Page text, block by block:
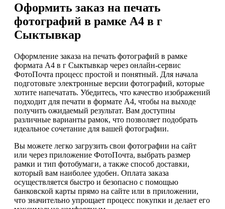
Оформить заказ на печать
фотографий в рамке А4 в г
Сыктывкар
Оформление заказа на печать фотографий в рамке
формата А4 в г Сыктывкар через онлайн-сервис
ФотоПочта процесс простой и понятный. Для начала
подготовьте электронные версии фотографий, которые
хотите напечатать. Убедитесь, что качество изображений
подходит для печати в формате А4, чтобы на выходе
получить ожидаемый результат. Вам доступны
различные варианты рамок, что позволяет подобрать
идеальное сочетание для вашей фотографии.
Вы можете легко загрузить свои фотографии на сайт
или через приложение ФотоПочта, выбрать размер
рамки и тип фотобумаги, а также способ доставки,
который вам наиболее удобен. Оплата заказа
осуществляется быстро и безопасно с помощью
банковской карты прямо на сайте или в приложении,
что значительно упрощает процесс покупки и делает его